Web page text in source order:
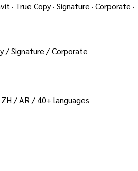
· True Copy · Signature · Corporate ·
/ Signature / Corporate
/ AR / 40+ languages